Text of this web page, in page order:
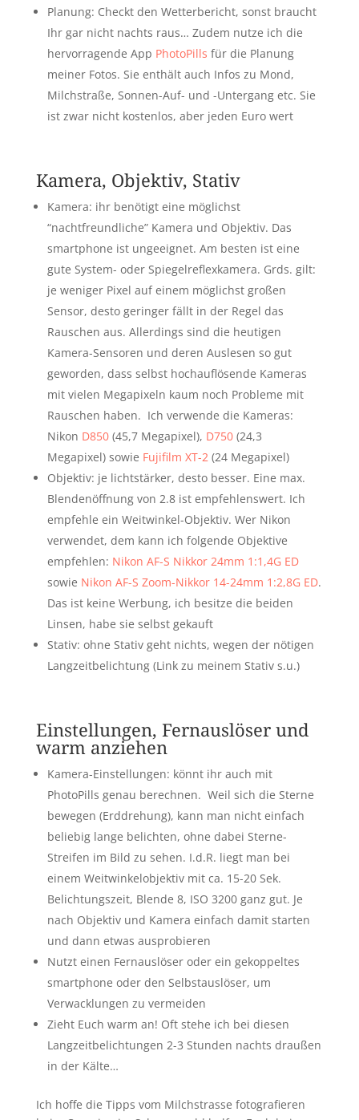
Planung: Checkt den Wetterbericht, sonst braucht
Ihr gar nicht nachts raus… Zudem nutze ich die
hervorragende App PhotoPills für die Planung
meiner Fotos. Sie enthält auch Infos zu Mond,
Milchstraße, Sonnen-Auf- und -Untergang etc. Sie
ist zwar nicht kostenlos, aber jeden Euro wert
Kamera, Objektiv, Stativ
Kamera: ihr benötigt eine möglichst
“nachtfreundliche” Kamera und Objektiv. Das
smartphone ist ungeeignet. Am besten ist eine
gute System- oder Spiegelreflexkamera. Grds. gilt:
je weniger Pixel auf einem möglichst großen
Sensor, desto geringer fällt in der Regel das
Rauschen aus. Allerdings sind die heutigen
Kamera-Sensoren und deren Auslesen so gut
geworden, dass selbst hochauflösende Kameras
mit vielen Megapixeln kaum noch Probleme mit
Rauschen haben. Ich verwende die Kameras:
Nikon D850(45,7 Megapixel), D750(24,3
Megapixel) sowie Fujifilm XT-2 (24 Megapixel)
Objektiv: je lichtstärker, desto besser. Eine max.
Blendenöffnung von 2.8 ist empfehlenswert. Ich
empfehle ein Weitwinkel-Objektiv. Wer Nikon
verwendet, dem kann ich folgende Objektive
empfehlen: Nikon AF-S Nikkor 24mm 1:1,4G ED
sowie Nikon AF-S Zoom-Nikkor 14-24mm 1:2,8G ED.
Das ist keine Werbung, ich besitze die beiden
Linsen, habe sie selbst gekauft
Stativ: ohne Stativ geht nichts, wegen der nötigen
Langzeitbelichtung (Link zu meinem Stativ s.u.)
Einstellungen, Fernauslöser und
warm anziehen
Kamera-Einstellungen: könnt ihr auch mit
PhotoPills genau berechnen. Weil sich die Sterne
bewegen (Erddrehung), kann man nicht einfach
beliebig lange belichten, ohne dabei Sterne-
Streifen im Bild zu sehen. I.d.R. liegt man bei
einem Weitwinkelobjektiv mit ca. 15-20 Sek.
Belichtungszeit, Blende 8, ISO 3200 ganz gut. Je
nach Objektiv und Kamera einfach damit starten
und dann etwas ausprobieren
Nutzt einen Fernauslöser oder ein gekoppeltes
smartphone oder den Selbstauslöser, um
Verwacklungen zu vermeiden
Zieht Euch warm an! Oft stehe ich bei diesen
Langzeitbelichtungen 2-3 Stunden nachts draußen
in der Kälte…
Ich hoffe die Tipps vom Milchstrasse fotografieren